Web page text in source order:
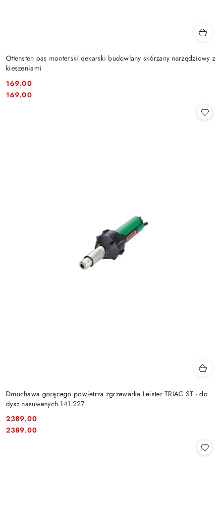
Ottensten pas monterski dekarski budowlany skórzany narzędziowy z
kieszeniami
Cena:
169.00
Cena:
169.00
Dmuchawa gorącego powietrza zgrzewarka Leister TRIAC ST - do
dysz nasuwanych 141.227
Cena:
2389.00
Cena:
2389.00